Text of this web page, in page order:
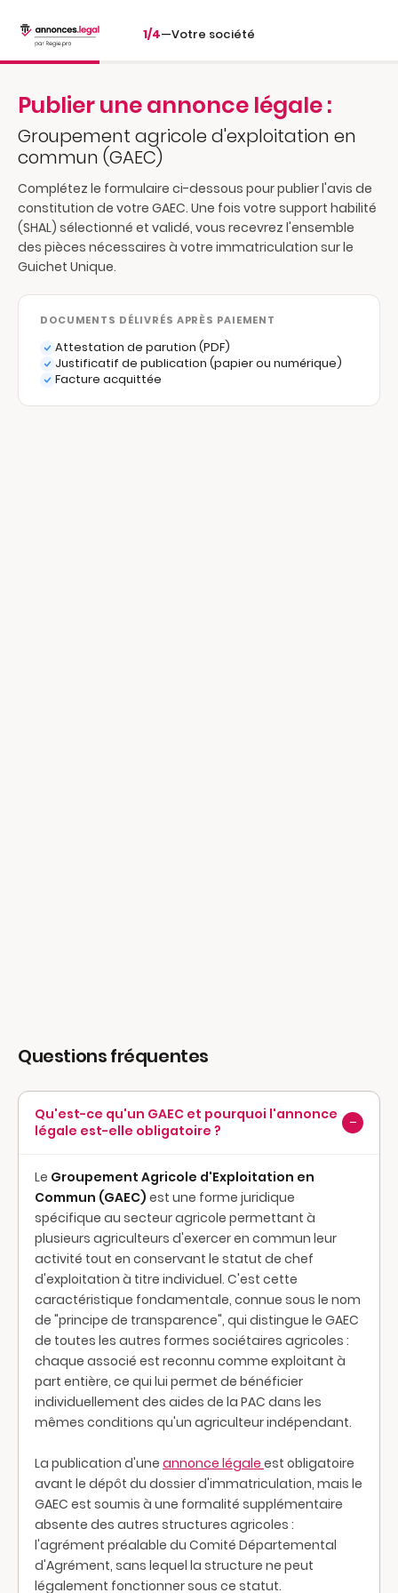
1/4—Votre société
Publier une annonce légale :
Groupement agricole d'exploitation en
commun (GAEC)
Complétez le formulaire ci-dessous pour publier l'avis de
constitution de votre GAEC. Une fois votre support habilité
(SHAL) sélectionné et validé, vous recevrez l'ensemble
des pièces nécessaires à votre immatriculation sur le
Guichet Unique.
DOCUMENTS DÉLIVRÉS APRÈS PAIEMENT
Attestation de parution (PDF)
Justificatif de publication (papier ou numérique)
Facture acquittée
Questions fréquentes
Qu'est-ce qu'un GAEC et pourquoi l'annonce
légale est-elle obligatoire ?
−
Le Groupement Agricole d'Exploitation en
Commun (GAEC) est une forme juridique
spécifique au secteur agricole permettant à
plusieurs agriculteurs d'exercer en commun leur
activité tout en conservant le statut de chef
d'exploitation à titre individuel. C'est cette
caractéristique fondamentale, connue sous le nom
de "principe de transparence", qui distingue le GAEC
de toutes les autres formes sociétaires agricoles :
chaque associé est reconnu comme exploitant à
part entière, ce qui lui permet de bénéficier
individuellement des aides de la PAC dans les
mêmes conditions qu'un agriculteur indépendant.
La publication d'une annonce légale est obligatoire
avant le dépôt du dossier d'immatriculation, mais le
GAEC est soumis à une formalité supplémentaire
absente des autres structures agricoles :
l'agrément préalable du Comité Départemental
d'Agrément, sans lequel la structure ne peut
légalement fonctionner sous ce statut.